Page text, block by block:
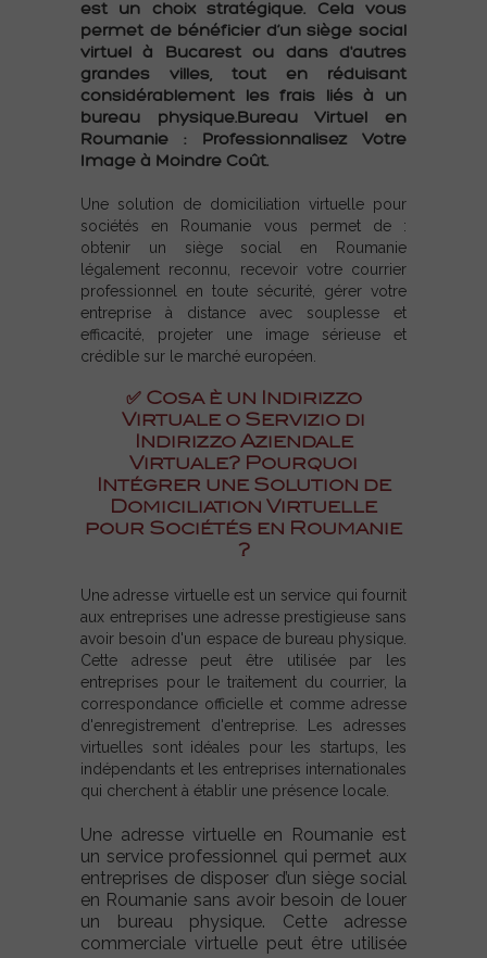
est un choix stratégique. Cela vous
permet de bénéficier d’un siège social
virtuel à Bucarest ou dans d'autres
grandes villes, tout en réduisant
considérablement les frais liés à un
bureau physique.Bureau Virtuel en
Roumanie : Professionnalisez Votre
Image à Moindre Coût.
Une solution de domiciliation virtuelle pour
sociétés en Roumanie vous permet de :
obtenir un siège social en Roumanie
légalement reconnu, recevoir votre courrier
professionnel en toute sécurité, gérer votre
entreprise à distance avec souplesse et
efficacité, projeter une image sérieuse et
crédible sur le marché européen.
✅ Cosa è un Indirizzo
Virtuale o Servizio di
Indirizzo Aziendale
Virtuale? Pourquoi
Intégrer une Solution de
Domiciliation Virtuelle
pour Sociétés en Roumanie
?
Une adresse virtuelle est un service qui fournit
aux entreprises une adresse prestigieuse sans
avoir besoin d'un espace de bureau physique.
Cette adresse peut être utilisée par les
entreprises pour le traitement du courrier, la
correspondance officielle et comme adresse
d'enregistrement d'entreprise. Les adresses
virtuelles sont idéales pour les startups, les
indépendants et les entreprises internationales
qui cherchent à établir une présence locale.
Une adresse virtuelle en Roumanie est
un service professionnel qui permet aux
entreprises de disposer d’un siège social
en Roumanie sans avoir besoin de louer
un bureau physique. Cette adresse
commerciale virtuelle peut être utilisée